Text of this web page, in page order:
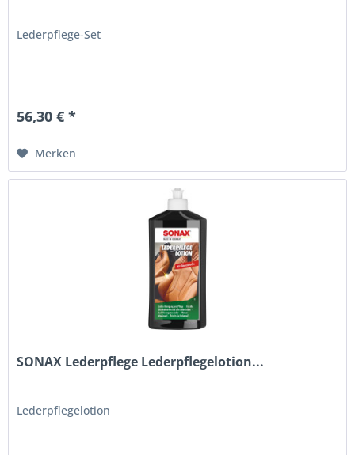
Lederpflege-Set
56,30 € *
Merken
SONAX Lederpflege Lederpflegelotion...
Lederpflegelotion